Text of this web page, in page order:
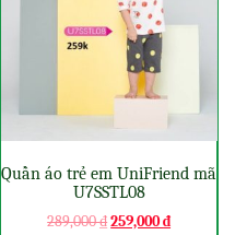
Quần áo trẻ em UniFriend mã
U7SSTL08
289,000₫259,000₫